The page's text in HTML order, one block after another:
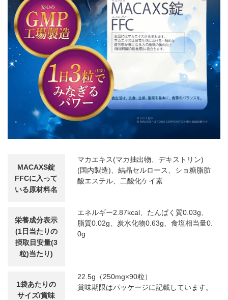
MACAXS錠
FFCに 入って
いる原材料名
マカエキス(マカ抽出物、デキストリン)
(国内製造)、結晶セルロース、ショ糖脂肪
酸エステル、二酸化ケイ素
栄養成分表示
(1日当たりの
摂取目安量(3
粒)当たり)
エネルギー2.87kcal、たんぱく質0.03g、
脂質0.02g、炭水化物0.63g、食塩相当量0.
0g
1袋あたりの
サイズ/賞味
22.5g（250mg×90粒）
賞味期限はパッケージに記載しています。